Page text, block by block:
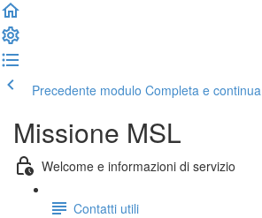
Precedente modulo Completa e continua
Missione MSL
Welcome e informazioni di servizio
Contatti utili